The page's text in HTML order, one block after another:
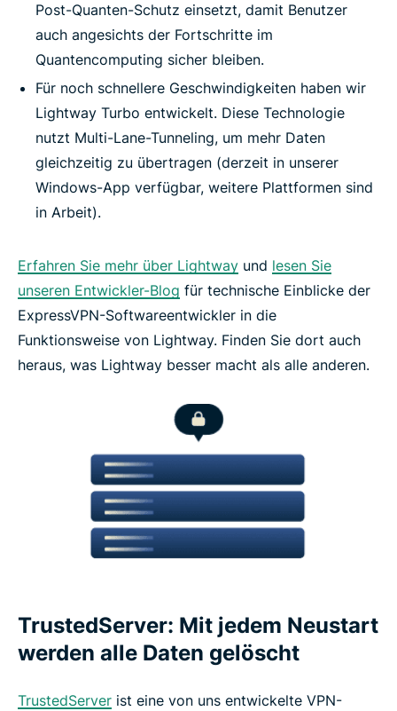
Post-Quanten-Schutz einsetzt, damit Benutzer
auch angesichts der Fortschritte im
Quantencomputing sicher bleiben.
Für noch schnellere Geschwindigkeiten haben wir
Lightway Turbo entwickelt. Diese Technologie
nutzt Multi-Lane-Tunneling, um mehr Daten
gleichzeitig zu übertragen (derzeit in unserer
Windows-App verfügbar, weitere Plattformen sind
in Arbeit).
Erfahren Sie mehr über Lightway und lesen Sie
unseren Entwickler-Blog für technische Einblicke der
ExpressVPN-Softwareentwickler in die
Funktionsweise von Lightway. Finden Sie dort auch
heraus, was Lightway besser macht als alle anderen.
TrustedServer: Mit jedem Neustart
werden alle Daten gelöscht
TrustedServer ist eine von uns entwickelte VPN-